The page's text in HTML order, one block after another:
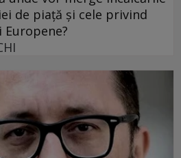
de piață și cele privind